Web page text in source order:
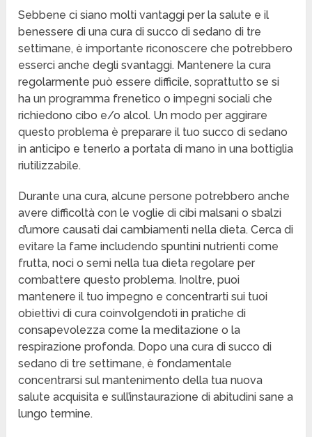
Sebbene ci siano molti vantaggi per la salute e il
benessere di una cura di succo di sedano di tre
settimane, è importante riconoscere che potrebbero
esserci anche degli svantaggi. Mantenere la cura
regolarmente può essere difficile, soprattutto se si
ha un programma frenetico o impegni sociali che
richiedono cibo e/o alcol. Un modo per aggirare
questo problema è preparare il tuo succo di sedano
in anticipo e tenerlo a portata di mano in una bottiglia
riutilizzabile.
Durante una cura, alcune persone potrebbero anche
avere difficoltà con le voglie di cibi malsani o sbalzi
d’umore causati dai cambiamenti nella dieta. Cerca di
evitare la fame includendo spuntini nutrienti come
frutta, noci o semi nella tua dieta regolare per
combattere questo problema. Inoltre, puoi
mantenere il tuo impegno e concentrarti sui tuoi
obiettivi di cura coinvolgendoti in pratiche di
consapevolezza come la meditazione o la
respirazione profonda. Dopo una cura di succo di
sedano di tre settimane, è fondamentale
concentrarsi sul mantenimento della tua nuova
salute acquisita e sull’instaurazione di abitudini sane a
lungo termine.